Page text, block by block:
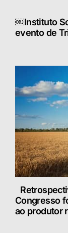
￼Instituto
evento de
Congresso
ao produtor